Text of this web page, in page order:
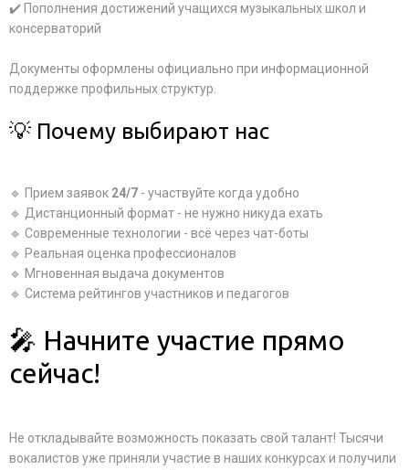
✔️ Пополнения достижений учащихся музыкальных школ и
консерваторий
Документы оформлены официально при информационной
поддержке профильных структур.
💡 Почему выбирают нас
🔹 Прием заявок 24/7 - участвуйте когда удобно
🔹 Дистанционный формат - не нужно никуда ехать
🔹 Современные технологии - всё через чат-боты
🔹 Реальная оценка профессионалов
🔹 Мгновенная выдача документов
🔹 Система рейтингов участников и педагогов
🎤 Начните участие прямо
сейчас!
Не откладывайте возможность показать свой талант! Тысячи
вокалистов уже приняли участие в наших конкурсах и получили